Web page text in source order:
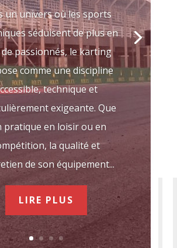
un univers où les sports
séduisent de plus en
passionnés, le karting
comme une discipline
technique et
exigeante. Que
pratique en loisir ou en
la qualité et
de son équipement...
LIRE PLUS